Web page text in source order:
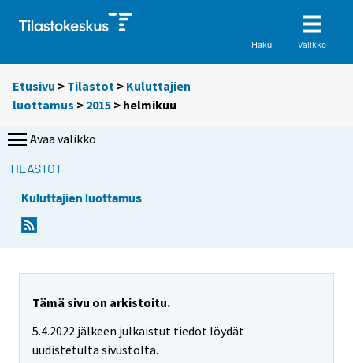
Haku Valikko
Etusivu > Tilastot > Kuluttajien
luottamus > 2015 > helmikuu
Avaa valikko
TILASTOT
Kuluttajien luottamus
Tämä sivu on arkistoitu.
5.4.2022 jälkeen julkaistut tiedot löydät
uudistetulta sivustolta.